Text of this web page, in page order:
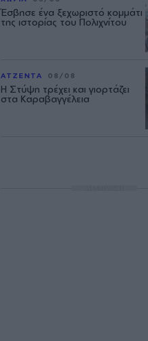
Έσβησε ένα ξεχωριστό κομμάτι
της ιστορίας του Πολιχνίτου
ΑΤΖΕΝΤΑ 08/08
Η Στύψη τρέχει και γιορτάζει
στα Καραβαγγέλεια